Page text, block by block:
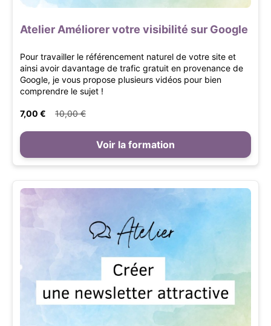
Atelier Améliorer votre visibilité sur Google
Pour travailler le référencement naturel de votre site et
ainsi avoir davantage de trafic gratuit en provenance de
Google, je vous propose plusieurs vidéos pour bien
comprendre le sujet !
7,00 € 10,00 €
Voir la formation